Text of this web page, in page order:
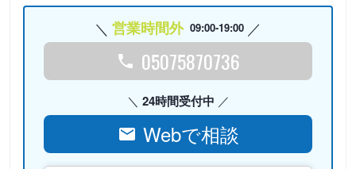
営業時間外 09:00-19:00
05075870736
24時間受付中
Webで相談